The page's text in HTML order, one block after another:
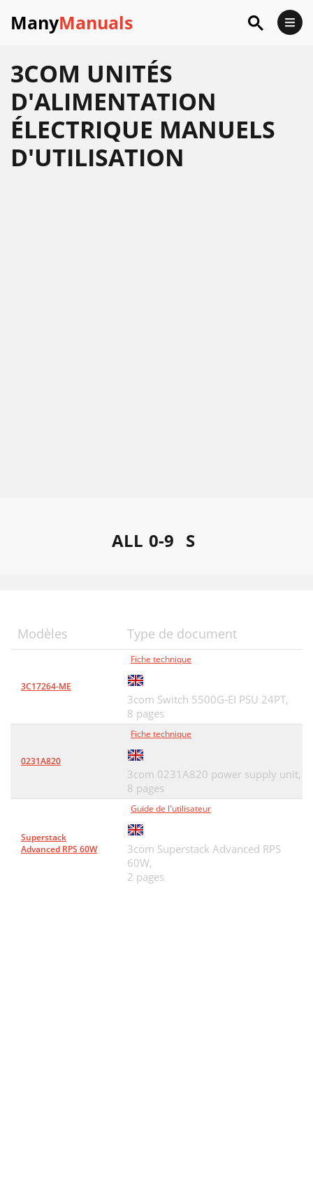
ManyManuals
3COM UNITÉS
D'ALIMENTATION
ÉLECTRIQUE MANUELS
D'UTILISATION
ALL 0-9 S
Modèles Type de document
3C17264-ME
Fiche technique
3com Switch 5500G-EI PSU 24PT,
8 pages
0231A820
Fiche technique
3com 0231A820 power supply unit,
8 pages
Superstack
Advanced RPS 60W
Guide de l'utilisateur
3com Superstack Advanced RPS
60W,
2 pages